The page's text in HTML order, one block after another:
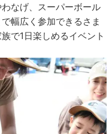
なげ、スーパーボール
幅広く参加できるさま
で1日楽しめるイベント